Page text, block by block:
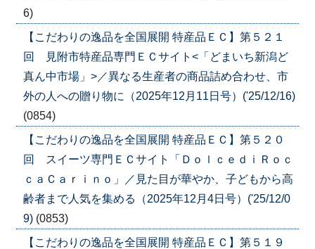
6)
【こだわりの逸品を全国展開 特産品ＥＣ】第５２１
回 見附市特産品専門ＥＣサイト<「どまいち新潟ど
真ん中市場」>／異なる生産者の商品詰め合わせ、市
外の人への贈り物に（2025年12月11日号）('25/12/16)
(0854)
【こだわりの逸品を全国展開 特産品ＥＣ】第５２０
回 スイーツ専門ＥＣサイト「ＤｏｌｃｅｄｉＲｏｃ
ｃａＣａｒｉｎｏ」／見た目が華やか、子どもから高
齢者まで人気を集める（2025年12月4日号）('25/12/0
9) (0853)
【こだわりの逸品を全国展開 特産品ＥＣ】第５１９